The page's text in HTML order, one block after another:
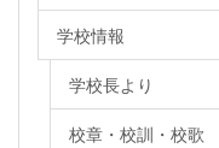
学校情報
学校長より
校章・校訓・校歌